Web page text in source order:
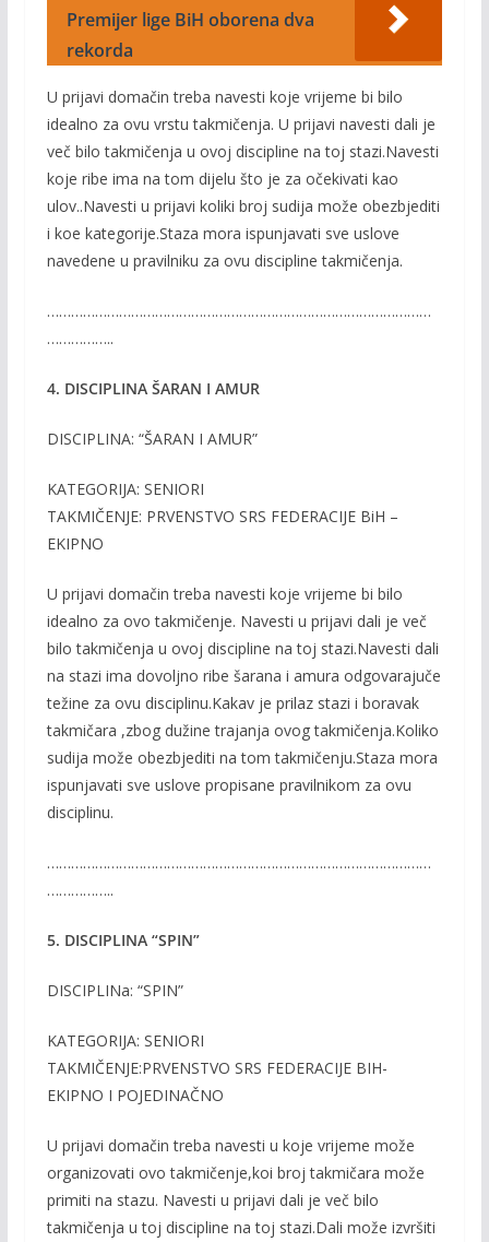
Premijer lige BiH oborena dva
rekorda
U prijavi domačin treba navesti koje vrijeme bi bilo
idealno za ovu vrstu takmičenja. U prijavi navesti dali je
več bilo takmičenja u ovoj discipline na toj stazi.Navesti
koje ribe ima na tom dijelu što je za očekivati kao
ulov..Navesti u prijavi koliki broj sudija može obezbjediti
i koe kategorije.Staza mora ispunjavati sve uslove
navedene u pravilniku za ovu discipline takmičenja.
……………………………………………………………………………………
……………..
4. DISCIPLINA ŠARAN I AMUR
DISCIPLINA: “ŠARAN I AMUR”
KATEGORIJA: SENIORI
TAKMIČENJE: PRVENSTVO SRS FEDERACIJE BiH –
EKIPNO
U prijavi domačin treba navesti koje vrijeme bi bilo
idealno za ovo takmičenje. Navesti u prijavi dali je več
bilo takmičenja u ovoj discipline na toj stazi.Navesti dali
na stazi ima dovoljno ribe šarana i amura odgovarajuče
težine za ovu disciplinu.Kakav je prilaz stazi i boravak
takmičara ,zbog dužine trajanja ovog takmičenja.Koliko
sudija može obezbjediti na tom takmičenju.Staza mora
ispunjavati sve uslove propisane pravilnikom za ovu
disciplinu.
……………………………………………………………………………………
……………..
5. DISCIPLINA “SPIN”
DISCIPLINa: “SPIN”
KATEGORIJA: SENIORI
TAKMIČENJE:PRVENSTVO SRS FEDERACIJE BIH-
EKIPNO I POJEDINAČNO
U prijavi domačin treba navesti u koje vrijeme može
organizovati ovo takmičenje,koi broj takmičara može
primiti na stazu. Navesti u prijavi dali je več bilo
takmičenja u toj discipline na toj stazi.Dali može izvršiti